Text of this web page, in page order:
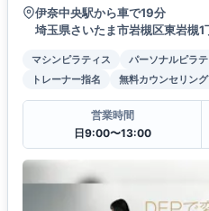
伊奈中央駅から車で19分
埼玉県さいたま市岩槻区東岩槻
マシンピラティス パーソナルピラ
トレーナー指名
無料カウンセリング
営業時間
日9:00〜13:00